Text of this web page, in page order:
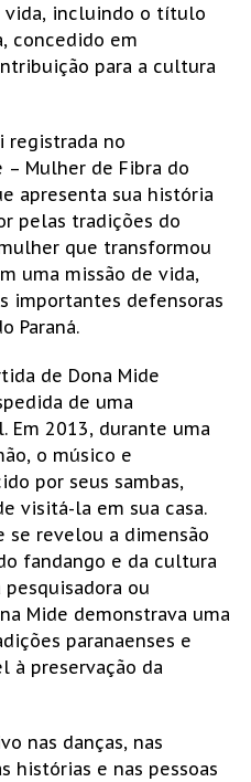
vida, incluindo o título
concedido em
para a cultura
registrada no
– Mulher de Fibra do
apresenta sua história
pelas tradições do
que transformou
uma missão de vida,
importantes defensoras
Paraná.
de Dona Mide
de uma
Em 2013, durante uma
o músico e
por seus sambas,
visitá-la em sua casa.
se revelou a dimensão
fandango e da cultura
pesquisadora ou
Mide demonstrava uma
paranaenses e
à preservação da
nas danças, nas
histórias e nas pessoas